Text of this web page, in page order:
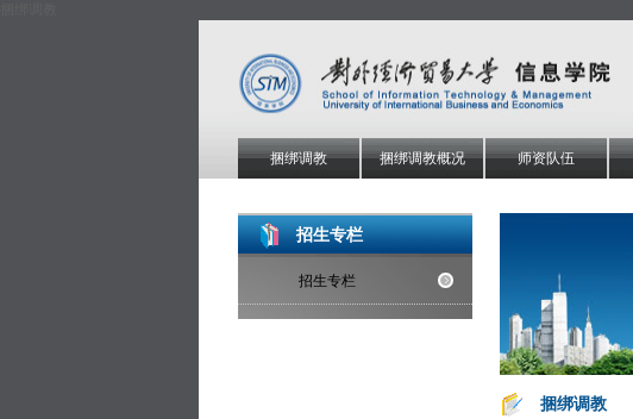
捆绑调教 捆绑调教概况 师资队伍
招生专栏
招生专栏
捆绑调教